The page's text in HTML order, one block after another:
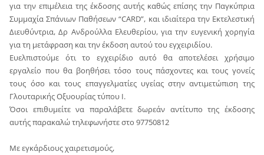
για την επιμέλεια της έκδοσης αυτής καθώς επίσης την Παγκύπρια
Συμμαχία Σπάνιων Παθήσεων “CARD”, και ιδιαίτερα την Εκτελεστική
Διευθύντρια, Δρ Ανδρούλλα Ελευθερίου, για την ευγενική χορηγία
για τη μετάφραση και την έκδοση αυτού του εγχειριδίου.
Ευελπιστούμε ότι το εγχειρίδιο αυτό θα αποτελέσει χρήσιμο
εργαλείο που θα βοηθήσει τόσο τους πάσχοντες και τους γονείς
τους όσο και τους επαγγελματίες υγείας στην αντιμετώπιση της
Γλουταρικής Οξυουρίας τύπου Ι.
Όσοι επιθυμείτε να παραλάβετε δωρεάν αντίτυπο της έκδοσης
αυτής παρακαλώ τηλεφωνήστε στο 97750812
Με εγκάρδιους χαιρετισμούς,